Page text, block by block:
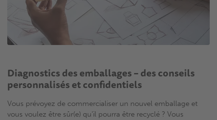
Diagnostics des emballages – des conseils
personnalisés et confidentiels
Vous prévoyez de commercialiser un nouvel emballage et
vous voulez être sûr(e) qu’il pourra être recyclé ? Vous